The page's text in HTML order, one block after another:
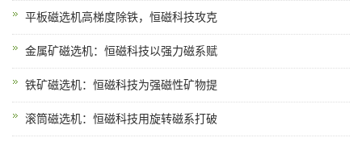
平板磁选机高梯度除铁，恒磁科技攻克
金属矿磁选机：恒磁科技以强力磁系赋
铁矿磁选机：恒磁科技为强磁性矿物提
滚筒磁选机：恒磁科技用旋转磁系打破